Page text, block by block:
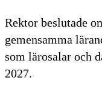
Rektor beslutade
gemensamma
som lärosalar och
2027.